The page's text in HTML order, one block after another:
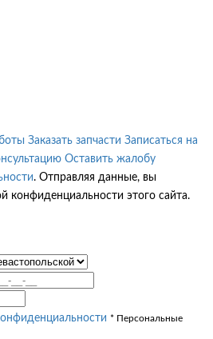
Заказать запчасти Записаться на
Оставить жалобу
. Отправляя данные, вы
конфиденциальности этого сайта.
* Персональные